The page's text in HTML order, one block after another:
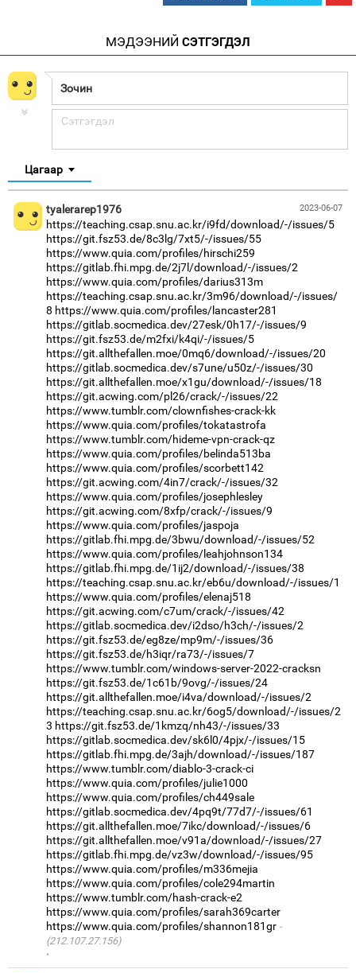
МЭДЭЭНИЙ СЭТГЭГДЭЛ
Цагаар
2023-06-07
tyalerarep1976
https://teaching.csap.snu.ac.kr/i9fd/download/-/issues/5
https://git.fsz53.de/8c3lg/7xt5/-/issues/55
https://www.quia.com/profiles/hirschi259
https://gitlab.fhi.mpg.de/2j7l/download/-/issues/2
https://www.quia.com/profiles/darius313m
https://teaching.csap.snu.ac.kr/3m96/download/-/issues/
8 https://www.quia.com/profiles/lancaster281
https://gitlab.socmedica.dev/27esk/0h17/-/issues/9
https://git.fsz53.de/m2fxi/k4qi/-/issues/5
https://git.allthefallen.moe/0mq6/download/-/issues/20
https://gitlab.socmedica.dev/s7une/u50z/-/issues/30
https://git.allthefallen.moe/x1gu/download/-/issues/18
https://git.acwing.com/pl26/crack/-/issues/22
https://www.tumblr.com/clownfishes-crack-kk
https://www.quia.com/profiles/tokatastrofa
https://www.tumblr.com/hideme-vpn-crack-qz
https://www.quia.com/profiles/belinda513ba
https://www.quia.com/profiles/scorbett142
https://git.acwing.com/4in7/crack/-/issues/32
https://www.quia.com/profiles/josephlesley
https://git.acwing.com/8xfp/crack/-/issues/9
https://www.quia.com/profiles/jaspoja
https://gitlab.fhi.mpg.de/3bwu/download/-/issues/52
https://www.quia.com/profiles/leahjohnson134
https://gitlab.fhi.mpg.de/1ij2/download/-/issues/38
https://teaching.csap.snu.ac.kr/eb6u/download/-/issues/1
https://www.quia.com/profiles/elenaj518
https://git.acwing.com/c7um/crack/-/issues/42
https://gitlab.socmedica.dev/i2dso/h3ch/-/issues/2
https://git.fsz53.de/eg8ze/mp9m/-/issues/36
https://git.fsz53.de/h3iqr/ra73/-/issues/7
https://www.tumblr.com/windows-server-2022-cracksn
https://git.fsz53.de/1c61b/9ovg/-/issues/24
https://git.allthefallen.moe/i4va/download/-/issues/2
https://teaching.csap.snu.ac.kr/6og5/download/-/issues/2
3 https://git.fsz53.de/1kmzq/nh43/-/issues/33
https://gitlab.socmedica.dev/sk6l0/4pjx/-/issues/15
https://gitlab.fhi.mpg.de/3ajh/download/-/issues/187
https://www.tumblr.com/diablo-3-crack-ci
https://www.quia.com/profiles/julie1000
https://www.quia.com/profiles/ch449sale
https://gitlab.socmedica.dev/4pq9t/77d7/-/issues/61
https://git.allthefallen.moe/7ikc/download/-/issues/6
https://git.allthefallen.moe/v91a/download/-/issues/27
https://gitlab.fhi.mpg.de/vz3w/download/-/issues/95
https://www.quia.com/profiles/m336mejia
https://www.quia.com/profiles/cole294martin
https://www.tumblr.com/hash-crack-e2
https://www.quia.com/profiles/sarah369carter
https://www.quia.com/profiles/shannon181gr
(212.107.27.156)
·